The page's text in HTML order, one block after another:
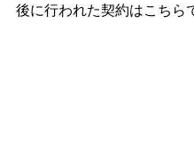
後に行われた契約はこちら